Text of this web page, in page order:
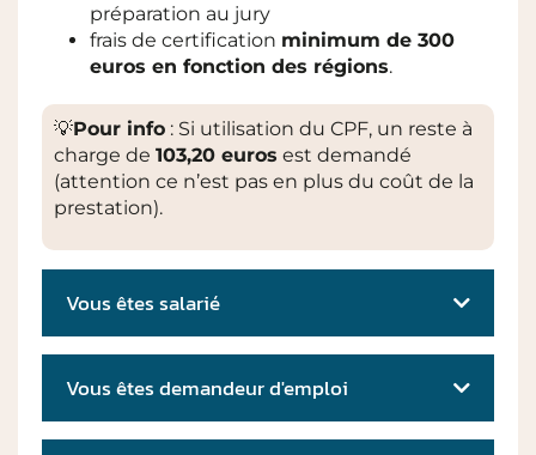
préparation au jury
frais de certification minimum de 300
euros en fonction des régions.
💡Pour info : Si utilisation du CPF, un reste à
charge de 103,20 euros est demandé
(attention ce n’est pas en plus du coût de la
prestation).
Vous êtes salarié
Vous êtes demandeur d'emploi